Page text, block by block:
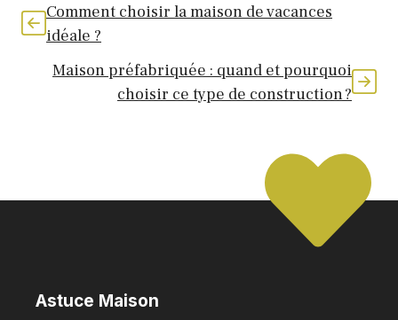
Comment choisir la maison de vacances
idéale ?
Maison préfabriquée : quand et pourquoi
choisir ce type de construction ?
Astuce Maison